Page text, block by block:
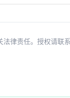
法律责任。授权请联